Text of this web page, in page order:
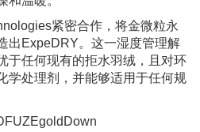
紧密合作，将金微粒永
出ExpeDRY。这一湿度管理解
于任何现有的拒水羽绒，且对环
学处理剂，并能够适用于任何规